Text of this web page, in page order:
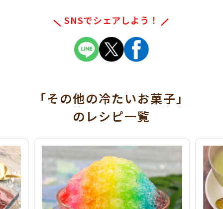
SNSでシェアしよう！
「その他の冷たいお菓子」
のレシピ一覧